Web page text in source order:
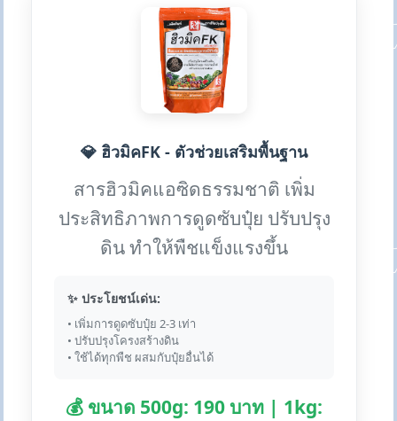
💎 ฮิวมิคFK - ตัวช่วยเสริมพื้นฐาน
สารฮิวมิคแอซิดธรรมชาติ เพิ่ม
ประสิทธิภาพการดูดซับปุ๋ย ปรับปรุง
ดิน ทำให้พืชแข็งแรงขึ้น
✨ ประโยชน์เด่น:
• เพิ่มการดูดซับปุ๋ย 2-3 เท่า
• ปรับปรุงโครงสร้างดิน
• ใช้ได้ทุกพืช ผสมกับปุ๋ยอื่นได้
💰 ขนาด 500g: 190 บาท | 1kg: